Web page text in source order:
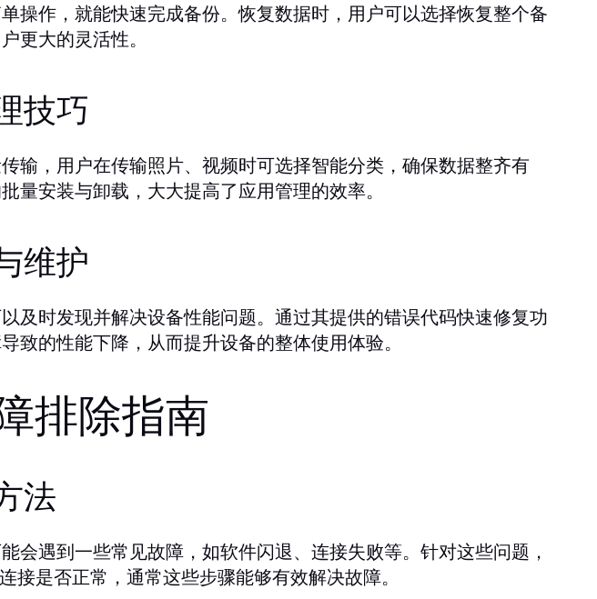
操作，就能快速完成备份。恢复数据时，用户可以选择恢复整个备
更大的灵活性。
技巧
输，用户在传输照片、视频时可选择智能分类，确保数据整齐有
量安装与卸载，大大提高了应用管理的效率。
维护
及时发现并解决设备性能问题。通过其提供的错误代码快速修复功
致的性能下降，从而提升设备的整体使用体验。
排除指南
法
会遇到一些常见故障，如软件闪退、连接失败等。针对这些问题，
接是否正常，通常这些步骤能够有效解决故障。